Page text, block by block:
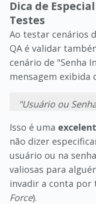
Dica de
Testes
Ao testar cenários
QA é validar
cenário de "Senha
mensagem exibida
"Usuário ou
Isso é uma
não dizer
usuário ou na
valiosas para
invadir a conta por
Force).